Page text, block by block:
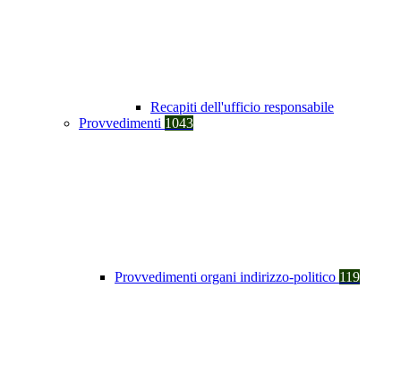
Recapiti dell'ufficio responsabile
Provvedimenti 1043
Provvedimenti organi indirizzo-politico 119